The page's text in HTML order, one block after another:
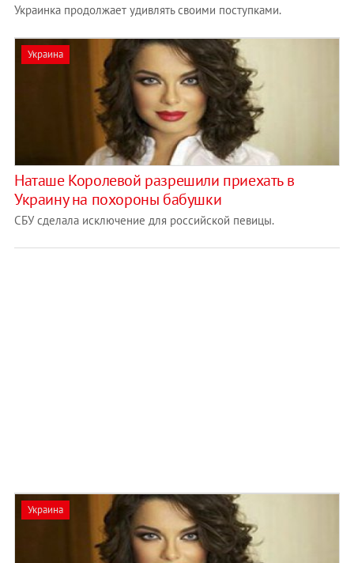
Украинка продолжает удивлять своими поступками.
Украина
Наташе Королевой разрешили приехать в
Украину на похороны бабушки
СБУ сделала исключение для российской певицы.
Украина